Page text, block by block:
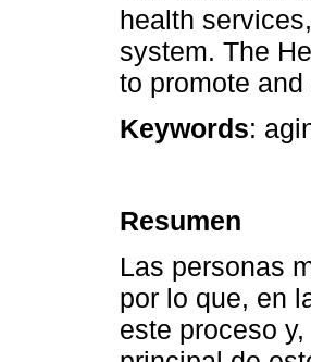
health
system. The
to promote
Keywords:
Resumen
Las personas
por lo que, en
este proceso